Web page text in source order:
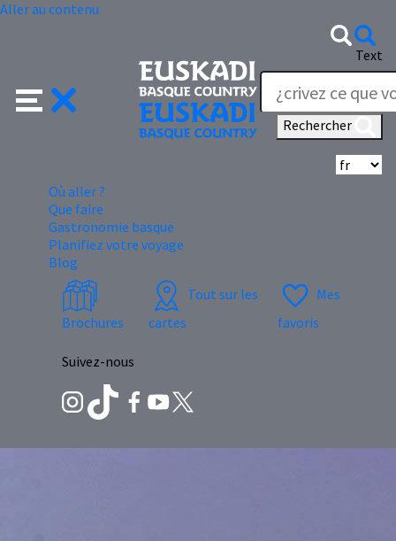
Aller au contenu
Text
Rechercher
Où aller ?
Que faire
Gastronomie basque
Planifiez votre voyage
Blog
Brochures
Tout sur les
cartes
Mes
favoris
Suivez-nous